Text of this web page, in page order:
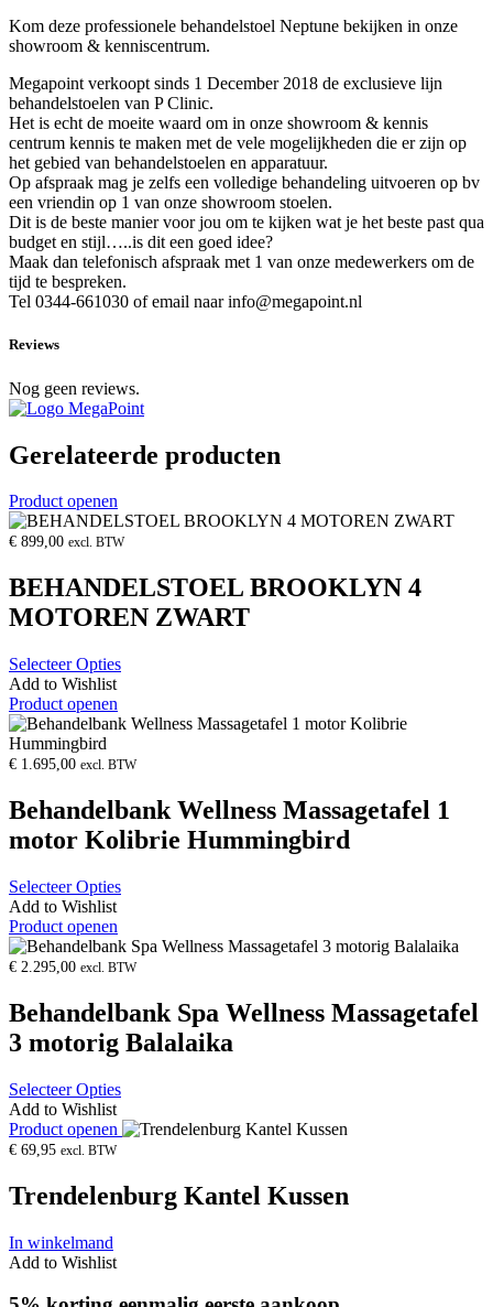
Kom deze professionele behandelstoel Neptune bekijken in onze
showroom & kenniscentrum.
Megapoint verkoopt sinds 1 December 2018 de exclusieve lijn
behandelstoelen van P Clinic.
Het is echt de moeite waard om in onze showroom & kennis
centrum kennis te maken met de vele mogelijkheden die er zijn op
het gebied van behandelstoelen en apparatuur.
Op afspraak mag je zelfs een volledige behandeling uitvoeren op bv
een vriendin op 1 van onze showroom stoelen.
Dit is de beste manier voor jou om te kijken wat je het beste past qua
budget en stijl…..is dit een goed idee?
Maak dan telefonisch afspraak met 1 van onze medewerkers om de
tijd te bespreken.
Tel 0344-661030 of email naar info@megapoint.nl
Reviews
Nog geen reviews.
Gerelateerde producten
Product openen
€ 899,00 excl. BTW
BEHANDELSTOEL BROOKLYN 4
MOTOREN ZWART
Selecteer Opties
Add to Wishlist
Product openen
€ 1.695,00 excl. BTW
Behandelbank Wellness Massagetafel 1
motor Kolibrie Hummingbird
Selecteer Opties
Add to Wishlist
Product openen
€ 2.295,00 excl. BTW
Behandelbank Spa Wellness Massagetafel
3 motorig Balalaika
Selecteer Opties
Add to Wishlist
Product openen
€ 69,95 excl. BTW
Trendelenburg Kantel Kussen
In winkelmand
Add to Wishlist